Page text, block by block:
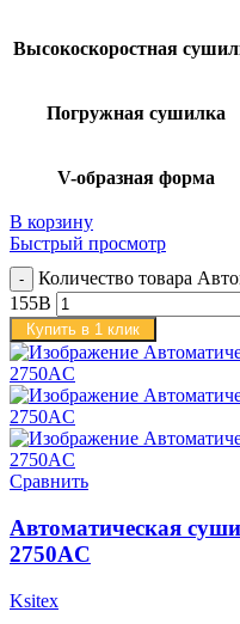
Высокоскоростная
Погружная сушилка
V-образная форма
В корзину
Быстрый просмотр
Количество товара
155B
Купить в 1 клик
Сравнить
Автоматическая
2750AC
Ksitex